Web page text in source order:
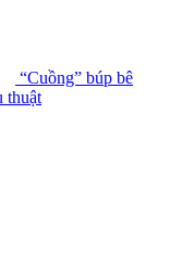
“Cuồng” búp bê
thuật